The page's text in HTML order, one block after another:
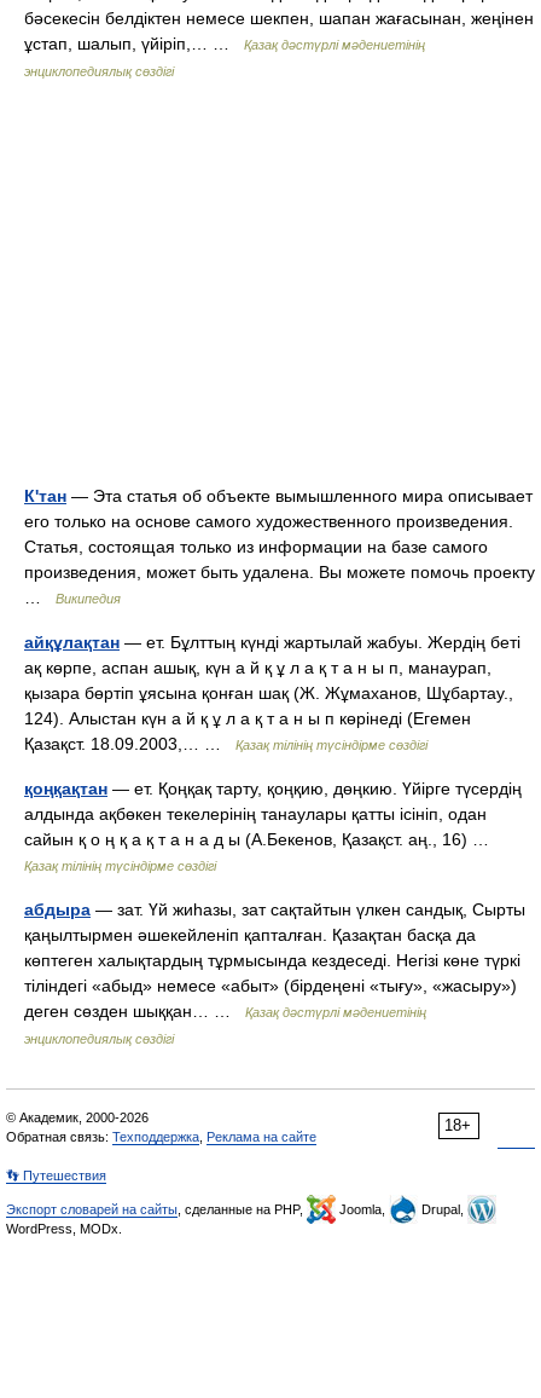
бәсекесін белдіктен немесе шекпен, шапан жағасынан, жеңінен
ұстап, шалып, үйіріп,… …
Қазақ дәстүрлі мәдениетінің
энциклопедиялық сөздігі
К'тан — Эта статья об объекте вымышленного мира описывает
его только на основе самого художественного произведения.
Статья, состоящая только из информации на базе самого
произведения, может быть удалена. Вы можете помочь проекту
Википедия
айқұлақтан — ет. Бұлттың күнді жартылай жабуы. Жердің беті
ақ көрпе, аспан ашық, күн а й қ ұ л а қ т а н ы п, манаурап,
қызара бөртіп ұясына қонған шақ (Ж. Жұмаханов, Шұбартау.,
124). Алыстан күн а й қ ұ л а қ т а н ы п көрінеді (Егемен
Қазақст. 18.09.2003,… …
Қазақ тілінің түсіндірме сөздігі
қоңқақтан — ет. Қоңқақ тарту, қоңқию, дөңкию. Үйірге түсердің
алдында ақбөкен текелерінің танаулары қатты ісініп, одан
сайын қ о ң қ а қ т а н а д ы (А.Бекенов, Қазақст. аң., 16) …
Қазақ тілінің түсіндірме сөздігі
абдыра — зат. Үй жиһазы, зат сақтайтын үлкен сандық, Сырты
қаңылтырмен әшекейленіп қапталған. Қазақтан басқа да
көптеген халықтардың тұрмысында кездеседі. Негізі көне түркі
тіліндегі «абыд» немесе «абыт» (бірдеңені «тығу», «жасыру»)
деген сөзден шыққан… …
Қазақ дәстүрлі мәдениетінің
энциклопедиялық сөздігі
18+
© Академик, 2000-2026
Обратная связь: Техподдержка Реклама на сайте
👣 Путешествия
Экспорт словарей на сайты , сделанные на PHP, Joomla,
Drupal,
WordPress, MODx.